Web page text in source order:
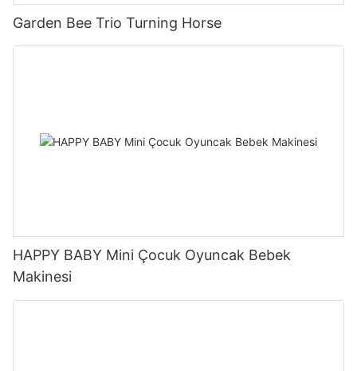
Garden Bee Trio Turning Horse
HAPPY BABY Mini Çocuk Oyuncak Bebek
Makinesi